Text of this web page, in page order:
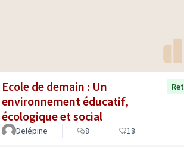
Ecole de demain : Un
environnement éducatif,
écologique et social
Delépine 8 18